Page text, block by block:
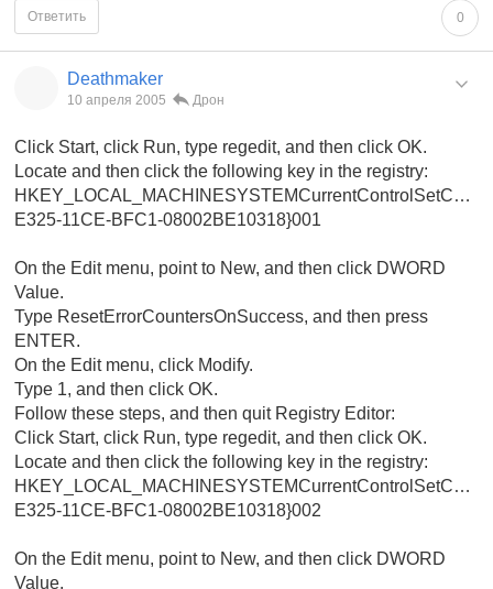
0
Ответить
Deathmaker
10 апреля 2005 Дрон
Click Start, click Run, type regedit, and then click OK.
Locate and then click the following key in the registry:
E325-11CE-BFC1-08002BE10318}001
On the Edit menu, point to New, and then click DWORD
Value.
Type ResetErrorCountersOnSuccess, and then press
ENTER.
On the Edit menu, click Modify.
Type 1, and then click OK.
Follow these steps, and then quit Registry Editor:
Click Start, click Run, type regedit, and then click OK.
Locate and then click the following key in the registry:
E325-11CE-BFC1-08002BE10318}002
On the Edit menu, point to New, and then click DWORD
Value.